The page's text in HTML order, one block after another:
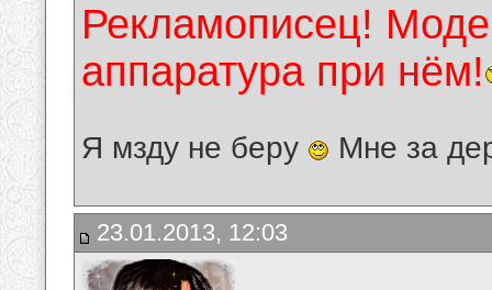
Рекламописец!
аппаратура при нём!
Я мзду не беру Мне за
23.01.2013, 12:03